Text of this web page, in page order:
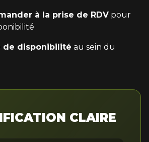
à la prise de RDV pour
de disponibilité au sein du
CLAIRE